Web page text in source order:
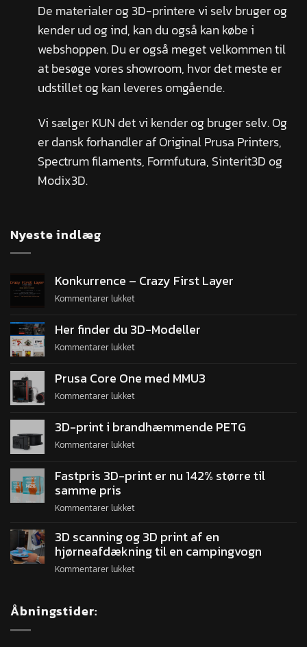
De materialer og 3D-printere vi selv bruger og
kender ud og ind, kan du også kan købe i
webshoppen. Du er også meget velkommen til
at besøge vores showroom, hvor det meste er
udstillet og kan leveres omgående.
Vi sælger KUN det vi kender og bruger selv. Og
er dansk forhandler af Original Prusa Printers,
Spectrum filaments, Formfutura, Sinterit3D og
Modix3D.
Nyeste indlæg
Konkurrence – Crazy First Layer
Kommentarer lukket
Her finder du 3D-Modeller
Kommentarer lukket
Prusa Core One med MMU3
Kommentarer lukket
3D-print i brandhæmmende PETG
Kommentarer lukket
Fastpris 3D-print er nu 142% større til
samme pris
Kommentarer lukket
3D scanning og 3D print af en
hjørneafdækning til en campingvogn
Kommentarer lukket
Åbningstider: